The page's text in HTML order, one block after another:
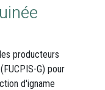
producteurs
G) pour
d'igname